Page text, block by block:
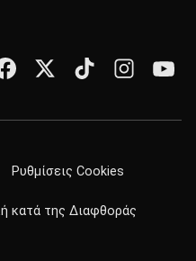
Ρυθμίσεις Cookies
κατά της Διαφθοράς